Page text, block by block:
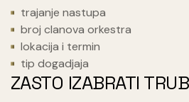
trajanje nastupa
broj clanova orkestra
lokacija i termin
tip dogadjaja
ZASTO IZABRATI